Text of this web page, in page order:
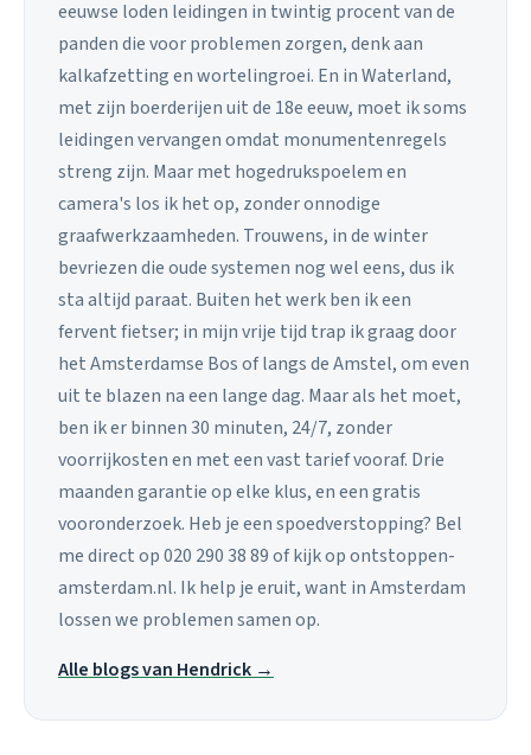
eeuwse loden leidingen in twintig procent van de
panden die voor problemen zorgen, denk aan
kalkafzetting en wortelingroei. En in Waterland,
met zijn boerderijen uit de 18e eeuw, moet ik soms
leidingen vervangen omdat monumentenregels
streng zijn. Maar met hogedrukspoelem en
camera's los ik het op, zonder onnodige
graafwerkzaamheden. Trouwens, in de winter
bevriezen die oude systemen nog wel eens, dus ik
sta altijd paraat. Buiten het werk ben ik een
fervent fietser; in mijn vrije tijd trap ik graag door
het Amsterdamse Bos of langs de Amstel, om even
uit te blazen na een lange dag. Maar als het moet,
ben ik er binnen 30 minuten, 24/7, zonder
voorrijkosten en met een vast tarief vooraf. Drie
maanden garantie op elke klus, en een gratis
vooronderzoek. Heb je een spoedverstopping? Bel
me direct op 020 290 38 89 of kijk op ontstoppen-
amsterdam.nl. Ik help je eruit, want in Amsterdam
lossen we problemen samen op.
Alle blogs van Hendrick →